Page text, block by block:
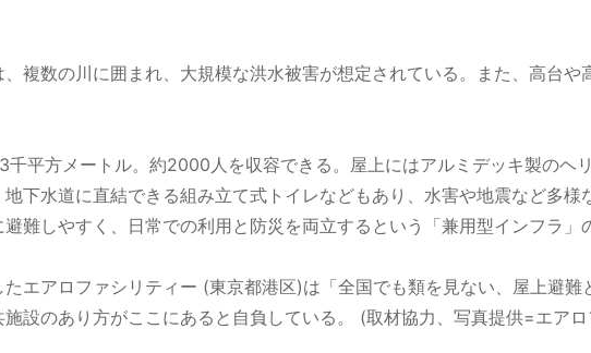
複数の川に囲まれ、大規模な洪水被害が想定されている。また、高台
平方メートル。約2000人を収容できる。屋上にはアルミデッキ製のヘ
下水道に直結できる組み立て式トイレなどもあり、水害や地震など多
難しやすく、日常での利用と防災を両立するという「兼用型インフラ」
エアロファシリティー (東京都港区)は「全国でも類を見ない、屋上避
設のあり方がここにあると自負している。 (取材協力、写真提供=エア